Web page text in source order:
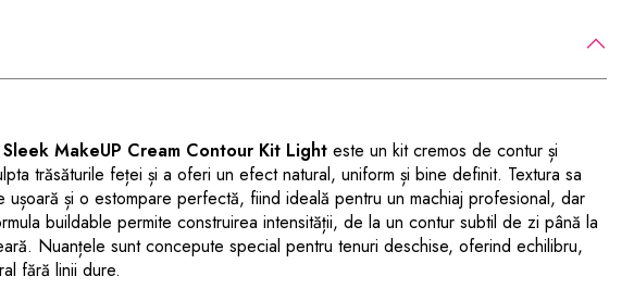
MakeUP Cream Contour Kit Light este un kit cremos de contur și
trăsăturile feței și a oferi un efect natural, uniform și bine definit. Textura sa
ușoară și o estompare perfectă, fiind ideală pentru un machiaj profesional, dar
buildable permite construirea intensității, de la un contur subtil de zi până la
Nuanțele sunt concepute special pentru tenuri deschise, oferind echilibru,
fără linii dure.